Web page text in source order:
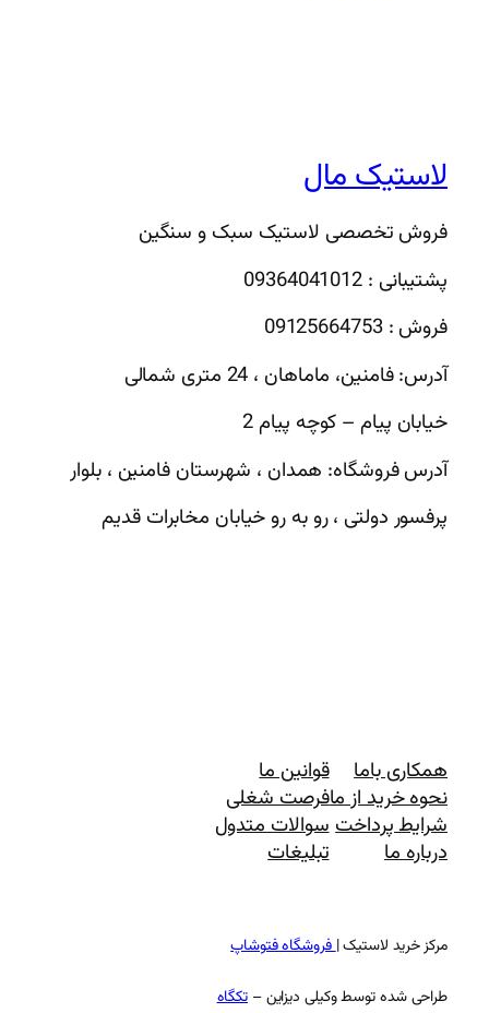
لاستیک مال
فروش تخصصی لاستیک سبک و سنگین
پشتیبانی : 09364041012
فروش : 09125664753
آدرس: فامنین، ماماهان ، 24 متری شمالی
خیابان پیام – کوچه پیام 2
آدرس فروشگاه: همدان ، شهرستان فامنین ، بلوار
پرفسور دولتی ، رو به رو خیابان مخابرات قدیم
همکاری باما
نحوه خرید از ما
شرایط پرداخت
درباره ما
قوانین ما
فرصت شغلی
سوالات متدول
تبلیغات
مرکز خرید لاستیک |فروشگاه فتوشاپ
طراحی شده توسط وکیلی دیزاین – تکگاه